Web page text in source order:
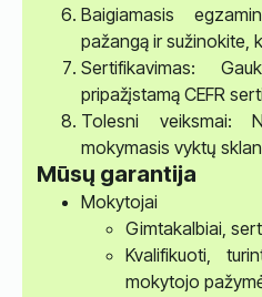
Baigiamasis
pažangą ir sužinokite,
Sertifikavimas:
pripažįstamą CEFR
Tolesni veiksmai:
mokymasis vyktų
Mūsų garantija
Mokytojai
Gimtakalbiai,
Kvalifikuoti,
mokytojo